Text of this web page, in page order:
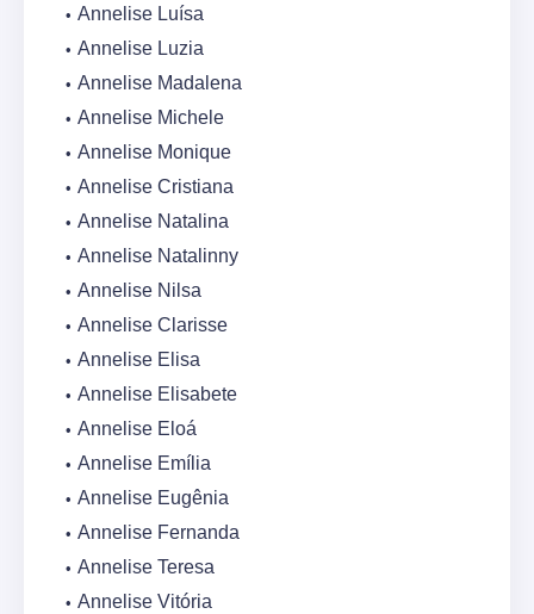
Annelise Luísa
Annelise Luzia
Annelise Madalena
Annelise Michele
Annelise Monique
Annelise Cristiana
Annelise Natalina
Annelise Natalinny
Annelise Nilsa
Annelise Clarisse
Annelise Elisa
Annelise Elisabete
Annelise Eloá
Annelise Emília
Annelise Eugênia
Annelise Fernanda
Annelise Teresa
Annelise Vitória